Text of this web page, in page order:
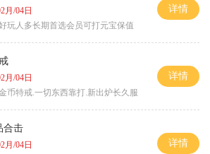
月/04日
玩人多长期首选会员可打元宝保值
详情
月/04日
币特戒.一切东西靠打.新出炉长久服
详情
合击
月/04日
详情